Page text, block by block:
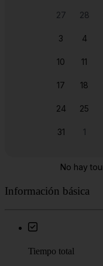
Información básica
Tiempo total